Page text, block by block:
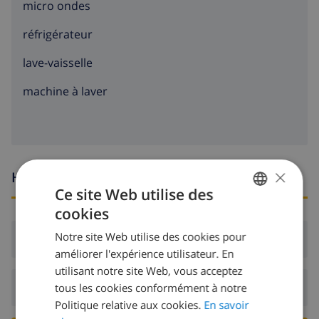
trous) 9 km, ecole de voile 5.6 km, tennis 200 m.
Attractions à proximité: Aqualandia, Mundomar, Terra
Mítica, Terra Natura, Benidorm Palace (Benidorm).
micro ondes
réfrigérateur
lave-vaisselle
machine à laver
Heures d'arrivée et de départ
Arrivée:De 16:00 avant 19:00
Départ:Avant: 10:00
DUTCH
SPANISH
GERMAN
×
Ce site Web utilise des
cookies
Notre site Web utilise des cookies pour
améliorer l'expérience utilisateur. En
utilisant notre site Web, vous acceptez
tous les cookies conformément à notre
Politique relative aux cookies. En savoir